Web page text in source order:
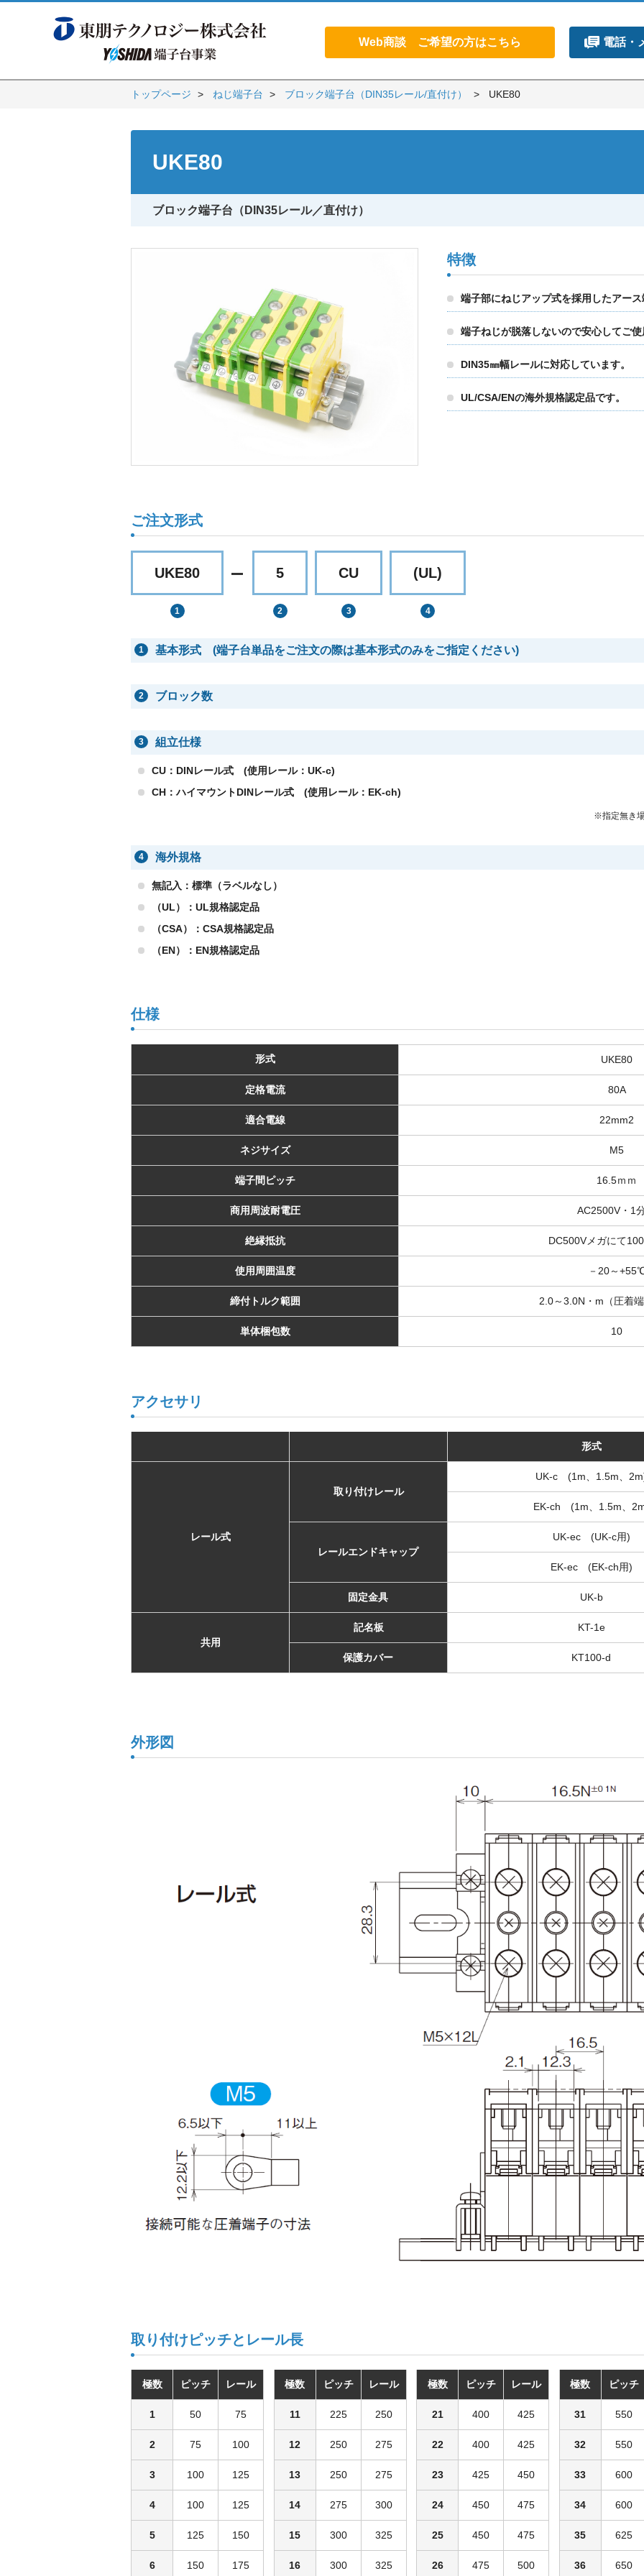
Web商談 ご希望の方はこちら 電話・
トップページ ねじ端子台 ブロック端子台（DIN35レール/直付け） UKE80
UKE80
ブロック端子台（DIN35レール／直付け）
特徴
端子部にねじアップ式を採用したアース
端子ねじが脱落しないので安心してご使
DIN35㎜幅レールに対応しています。
UL/CSA/ENの海外規格認定品です。
ご注文形式
UKE80 5 CU (UL)
1 基本形式 (端子台単品をご注文の際は基本形式のみをご指定ください)
2 ブロック数
3 組立仕様
CU：DINレール式 (使用レール：UK-c)
CH：ハイマウントDINレール式 (使用レール：EK-ch)
※指定無き
4 海外規格
無記入：標準（ラベルなし）
（UL）：UL規格認定品
（CSA）：CSA規格認定品
（EN）：EN規格認定品
仕様
形式 UKE80
定格電流 80A
適合電線 22mm2
ネジサイズ M5
端子間ピッチ 16.5ｍｍ
商用周波耐電圧 AC2500V・1
絶縁抵抗 DC500Vメガにて
使用周囲温度 －20～
締付トルク範囲 2.0～3.0N・m（圧着端
単体梱包数 10
アクセサリ
形式
レール式
取り付けレール
UK-c (1m、1.5m、
EK-ch (1m、1.5m、
レールエンドキャップ
UK-ec (UK-c用)
EK-ec (EK-ch用)
固定金具 UK-b
共用
記名板 KT-1e
保護カバー KT100-d
外形図
取り付けピッチとレール長
極数 ピッチ レール
1 50 75
2 75 100
3 100 125
4 100 125
5 125 150
6 150 175
極数 ピッチ レール
11 225 250
12 250 275
13 250 275
14 275 300
15 300 325
16 300 325
極数 ピッチ レール
21 400 425
22 400 425
23 425 450
24 450 475
25 450 475
26 475 500
極数 ピッチ
31 550
32 550
33 600
34 600
35 625
36 650